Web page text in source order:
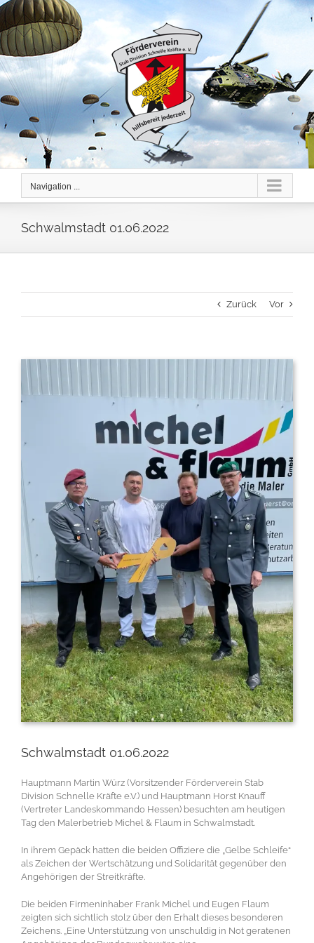
Skip
content
Navigation ...
Schwalmstadt 01.06.2022
Zurück Vor
Zeige
grösseres
Schwalmstadt 01.06.2022
Hauptmann Martin Würz (Vorsitzender Förderverein Stab
Division Schnelle Kräfte e.V.) und Hauptmann Horst Knauff
(Vertreter Landeskommando Hessen) besuchten am heutigen
Tag den Malerbetrieb Michel & Flaum in Schwalmstadt.
In ihrem Gepäck hatten die beiden Offiziere die „Gelbe Schleife“
als Zeichen der Wertschätzung und Solidarität gegenüber den
Angehörigen der Streitkräfte.
Die beiden Firmeninhaber Frank Michel und Eugen Flaum
zeigten sich sichtlich stolz über den Erhalt dieses besonderen
Zeichens. „Eine Unterstützung von unschuldig in Not geratenen